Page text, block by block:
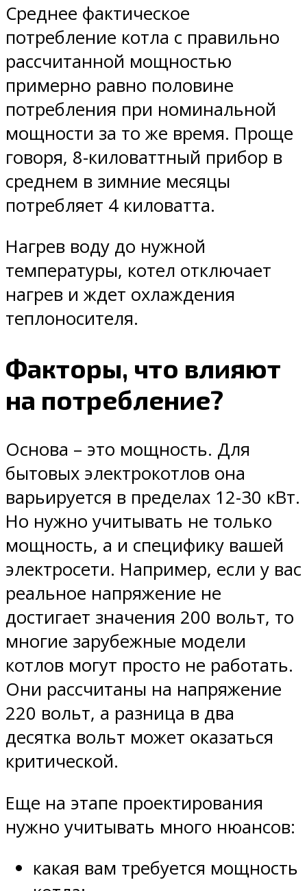
Среднее фактическое
потребление котла с правильно
рассчитанной мощностью
примерно равно половине
потребления при номинальной
мощности за то же время. Проще
говоря, 8-киловаттный прибор в
среднем в зимние месяцы
потребляет 4 киловатта.
Нагрев воду до нужной
температуры, котел отключает
нагрев и ждет охлаждения
теплоносителя.
Факторы, что влияют
на потребление?
Основа – это мощность. Для
бытовых электрокотлов она
варьируется в пределах 12-30 кВт.
Но нужно учитывать не только
мощность, а и специфику вашей
электросети. Например, если у вас
реальное напряжение не
достигает значения 200 вольт, то
многие зарубежные модели
котлов могут просто не работать.
Они рассчитаны на напряжение
220 вольт, а разница в два
десятка вольт может оказаться
критической.
Еще на этапе проектирования
нужно учитывать много нюансов:
какая вам требуется мощность